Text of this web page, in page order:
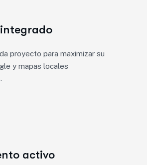
proyecto para maximizar su
y mapas locales
activo